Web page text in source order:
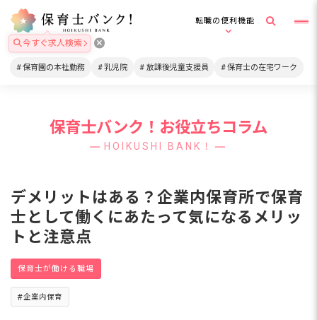
転職の便利機能
今すぐ求人検索
保育園の本社勤務 乳児院 放課後児童支援員 保育士の在宅ワーク
保育士バンク！お役立ちコラム
HOIKUSHI BANK！
デメリットはある？企業内保育所で保育
士として働くにあたって気になるメリッ
トと注意点
保育士が働ける職場
企業内保育